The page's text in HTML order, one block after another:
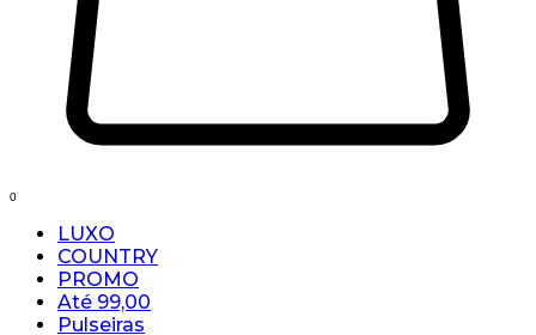
0
LUXO
COUNTRY
PROMO
Até 99,00
Pulseiras